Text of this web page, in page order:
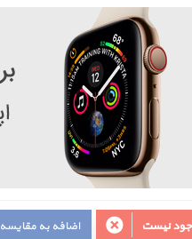
اضافه به مقایسه نیست